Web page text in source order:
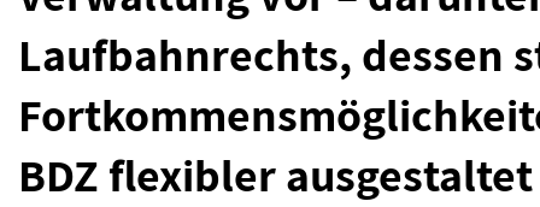
Laufbahnrechts, dessen
BDZ flexibler